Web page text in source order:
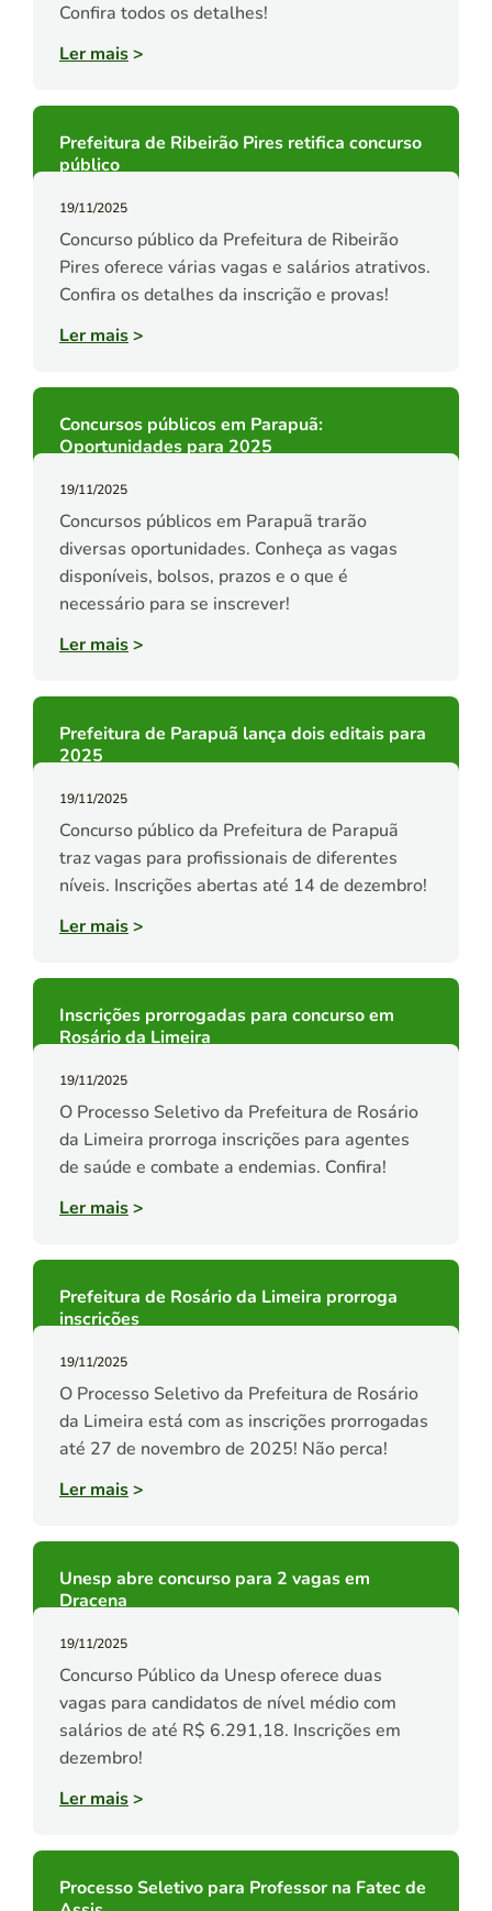
Confira todos os detalhes!
Ler mais>
Prefeitura de Ribeirão Pires retifica concurso
público
19/11/2025
Concurso público da Prefeitura de Ribeirão
Pires oferece várias vagas e salários atrativos.
Confira os detalhes da inscrição e provas!
Ler mais>
Concursos públicos em Parapuã:
Oportunidades para 2025
19/11/2025
Concursos públicos em Parapuã trarão
diversas oportunidades. Conheça as vagas
disponíveis, bolsos, prazos e o que é
necessário para se inscrever!
Ler mais>
Prefeitura de Parapuã lança dois editais para
2025
19/11/2025
Concurso público da Prefeitura de Parapuã
traz vagas para profissionais de diferentes
níveis. Inscrições abertas até 14 de dezembro!
Ler mais>
Inscrições prorrogadas para concurso em
Rosário da Limeira
19/11/2025
O Processo Seletivo da Prefeitura de Rosário
da Limeira prorroga inscrições para agentes
de saúde e combate a endemias. Confira!
Ler mais>
Prefeitura de Rosário da Limeira prorroga
inscrições
19/11/2025
O Processo Seletivo da Prefeitura de Rosário
da Limeira está com as inscrições prorrogadas
até 27 de novembro de 2025! Não perca!
Ler mais>
Unesp abre concurso para 2 vagas em
Dracena
19/11/2025
Concurso Público da Unesp oferece duas
vagas para candidatos de nível médio com
salários de até R$ 6.291,18. Inscrições em
dezembro!
Ler mais>
Processo Seletivo para Professor na Fatec de